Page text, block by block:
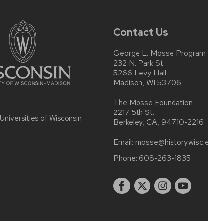
Universities of Wisconsin
Contact Us
George L. Mosse Program
232 N. Park St.
5266 Levy Hall
Madison, WI 53706
The Mosse Foundation
2217 5th St.
Berkeley, CA, 94710-2216
Email:
Phone: 608-263-1835